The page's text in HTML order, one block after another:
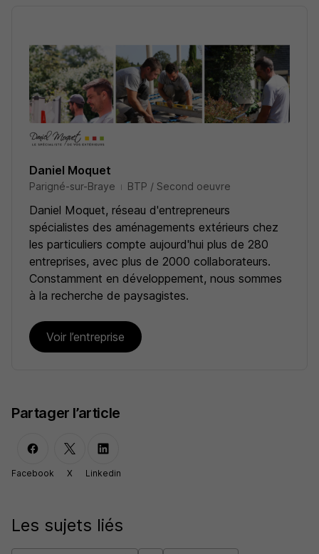
Daniel Moquet
Parigné-sur-Braye BTP / Second oeuvre
Daniel Moquet, réseau d'entrepreneurs
spécialistes des aménagements extérieurs chez
les particuliers compte aujourd'hui plus de 280
entreprises, avec plus de 2000 collaborateurs.
Constamment en développement, nous sommes
à la recherche de paysagistes.
Voir l’entreprise
Partager l’article
Facebook X Linkedin
Les sujets liés